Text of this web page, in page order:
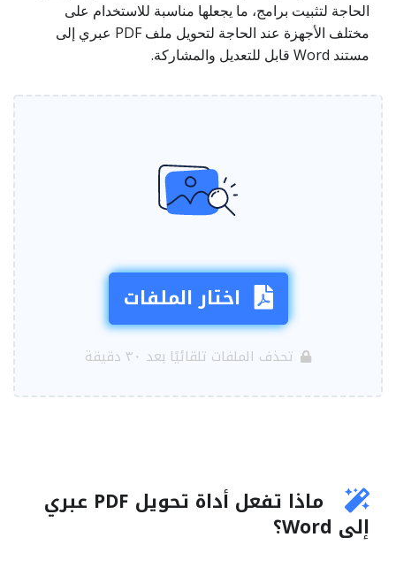
الحاجة لتثبيت برامج، ما يجعلها مناسبة للاستخدام على
مختلف الأجهزة عند الحاجة لتحويل ملف PDF عبري إلى
مستند Word قابل للتعديل والمشاركة.
اختار الملفات
تحذف الملفات تلقائيًا بعد ٣٠ دقيقة
ماذا تفعل أداة تحويل PDF عبري
إلى Word؟